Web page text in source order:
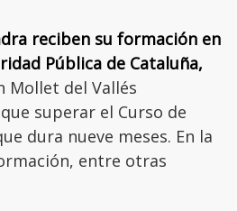
reciben su formación en
Pública de Cataluña,
Mollet del Vallés
superar el Curso de
dura nueve meses. En la
entre otras